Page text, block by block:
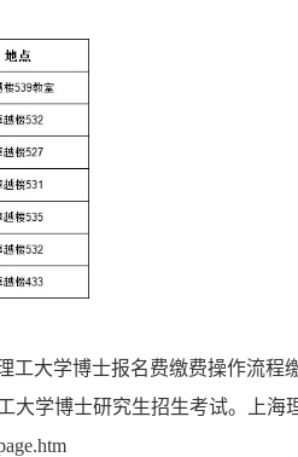
工大学博士报名费缴费操作流程
大学博士研究生招生考试。上海